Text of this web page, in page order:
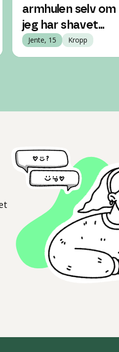
armhulen selv om
jeg har shavet...
Jente, 15 Kropp